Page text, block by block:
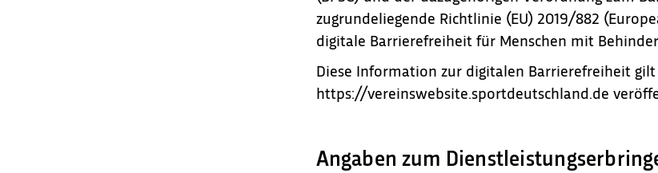
Pakete & Preise
zugrundeliegende Richtlinie (EU) 2019/882
digitale Barrierefreiheit für Menschen mit
Diese Information zur digitalen Barrierefreiheit
https://vereinswebsite.sportdeutschland.de
Angaben zum